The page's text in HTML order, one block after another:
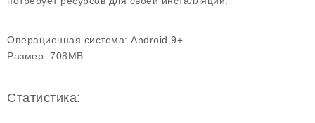
Операционная система: Android 9+
Размер: 708MB
Статистика: